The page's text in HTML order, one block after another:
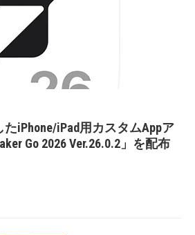
iPhone/iPad用カスタムAppア
Go 2026 Ver.26.0.2」を配布